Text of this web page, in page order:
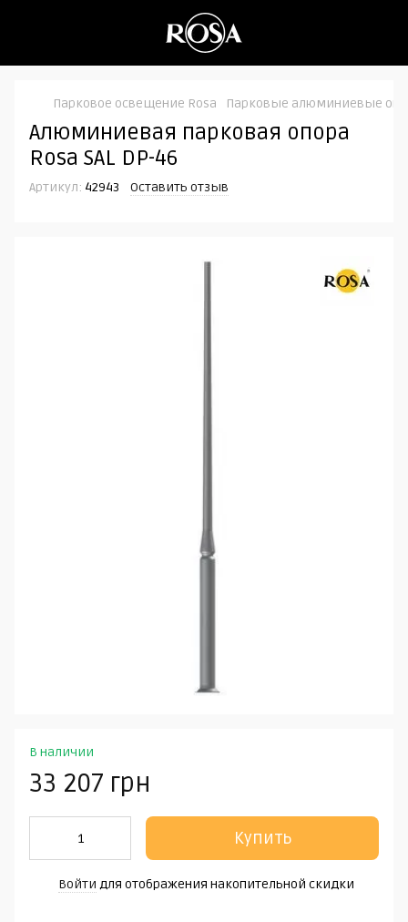
Парковое освещение Rosa Парковые алюминиевые
Алюминиевая парковая опора
Rosa SAL DP-46
Артикул: 42943 Оставить отзыв
В наличии
33 207 грн
Купить
Войти для отображения накопительной скидки